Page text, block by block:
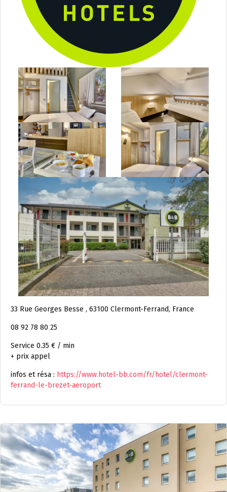
33 Rue Georges Besse , 63100 Clermont-Ferrand, France
08 92 78 80 25
Service 0.35 € / min
+ prix appel
infos et résa : https://www.hotel-bb.com/fr/hotel/clermont-
ferrand-le-brezet-aeroport